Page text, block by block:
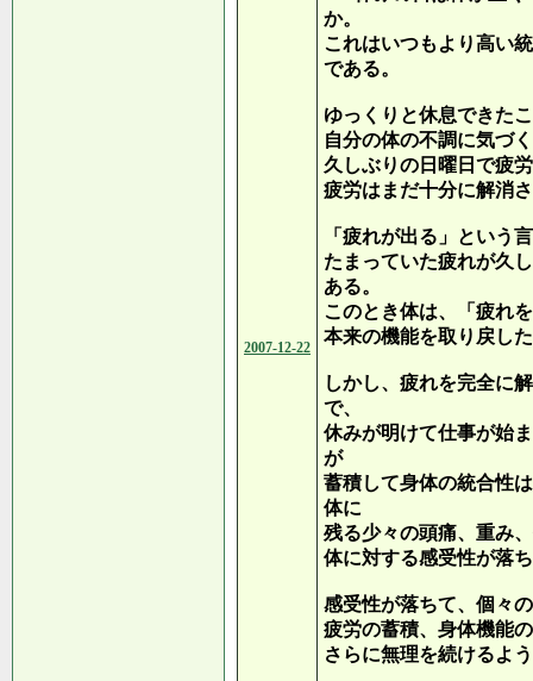
2007-12-22
か。
これはいつもより高い
である。
ゆっくりと休息できた
自分の体の不調に気づ
久しぶりの日曜日で疲
疲労はまだ十分に解消
「疲れが出る」という
たまっていた疲れが久
ある。
このとき体は、「疲れ
本来の機能を取り戻し
しかし、疲れを完全に
で、
休みが明けて仕事が始
が
蓄積して身体の統合性
体に
残る少々の頭痛、重み
体に対する感受性が落
感受性が落ちて、個々
疲労の蓄積、身体機能
さらに無理を続けるよ